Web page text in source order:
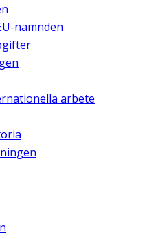
nämnden
arbete